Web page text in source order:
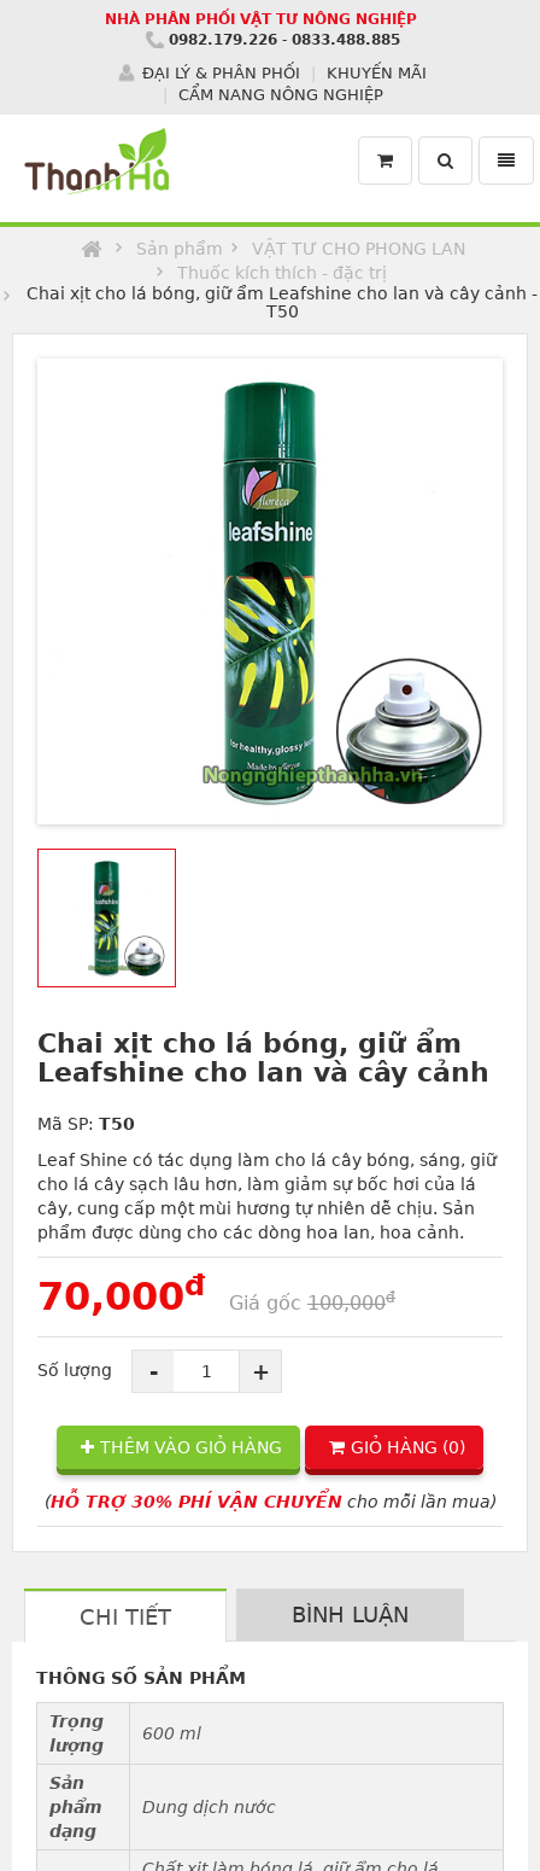
NHÀ PHÂN PHỐI VẬT TƯ NÔNG NGHIỆP
0982.179.226 - 0833.488.885
ĐẠI LÝ & PHÂN PHỐI
KHUYẾN MÃI
CẨM NANG NÔNG NGHIỆP
Toggle
search
Sản phẩm
VẬT TƯ CHO PHONG LAN
Thuốc kích thích - đặc trị
Chai xịt cho lá bóng, giữ ẩm Leafshine cho lan và cây cảnh -
T50
Chai xịt cho lá bóng, giữ ẩm
Leafshine cho lan và cây cảnh
Mã SP: T50
Leaf Shine có tác dụng làm cho lá cây bóng, sáng, giữ
cho lá cây sạch lâu hơn, làm giảm sự bốc hơi của lá
cây, cung cấp một mùi hương tự nhiên dễ chịu. Sản
phẩm được dùng cho các dòng hoa lan, hoa cảnh.
70,000đ
Giá gốc 100,000đ
Số lượng - +
THÊM VÀO GIỎ HÀNG GIỎ HÀNG (0)
(HỖ TRỢ 30% PHÍ VẬN CHUYỂNcho mỗi lần mua)
CHI TIẾT BÌNH LUẬN
THÔNG SỐ SẢN PHẨM
Trọng
lượng
600 ml
Sản
phẩm
dạng
Dung dịch nước